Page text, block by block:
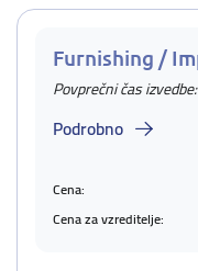
Furnishing /
Povprečni čas
Podrobno
Cena:
Cena za vzreditelje: